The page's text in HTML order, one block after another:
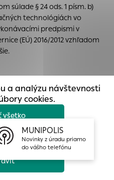
súlade § 24 ods. 1 písm. b)
technológiách vo
predpismi v
(EÚ) 2016/2012 vzhľadom
prístupnosti z týchto
2012 o prístupnosti webových
logá, bannery, neobsahujú
1.1.1 Netextový obsah]
informácia alebo
ekvivalentné informácie
a analýzu návštevnosti
cookies.
všetko
prevádzkovateľovi stránok
stránku používajú, aby
ponúknuť im lepšiu
anonymne a nie je
osobou.
MUNIPOLIS
Novinky z úradu priamo
do vášho telefónu